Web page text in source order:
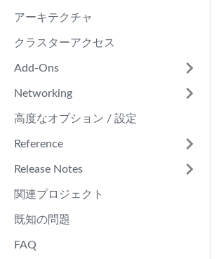
アーキテクチャ
クラスターアクセス
Add-Ons
Networking
高度なオプション / 設定
Reference
Release Notes
関連プロジェクト
既知の問題
FAQ